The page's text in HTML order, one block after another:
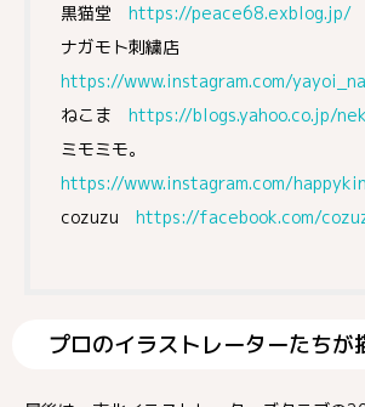
黒猫堂 https://peace68.exblog.jp/
ナガモト刺繍店
https://www.instagram.com/
ねこま https://blogs.yahoo.co.jp/
ミモミモ。
https://www.instagram.com/
cozuzu https://facebook.com/
プロのイラストレーターたちが